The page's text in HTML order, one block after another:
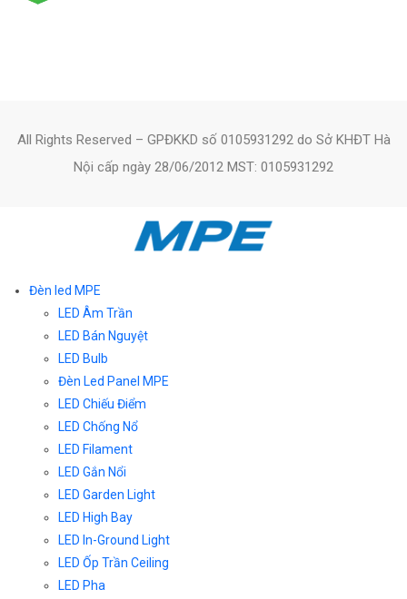
All Rights Reserved – GPĐKKD số 0105931292 do Sở KHĐT Hà
Nội cấp ngày 28/06/2012 MST: 0105931292
Đèn led MPE
LED Âm Trần
LED Bán Nguyệt
LED Bulb
Đèn Led Panel MPE
LED Chiếu Điểm
LED Chống Nổ
LED Filament
LED Gắn Nổi
LED Garden Light
LED High Bay
LED In-Ground Light
LED Ốp Trần Ceiling
LED Pha